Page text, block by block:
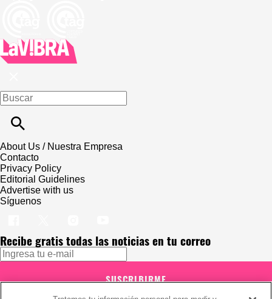
About Us / Nuestra Empresa
Contacto
Privacy Policy
Editorial Guidelines
Advertise with us
Síguenos
Recibe gratis todas las noticias en tu correo
SUSCRIBIRME